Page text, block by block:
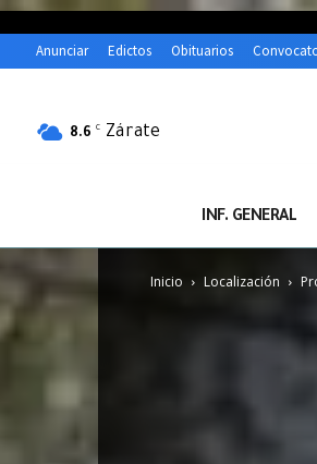
Anunciar Edictos Obituarios
8.6 C Zárate
INF. GENERAL
Inicio Localización